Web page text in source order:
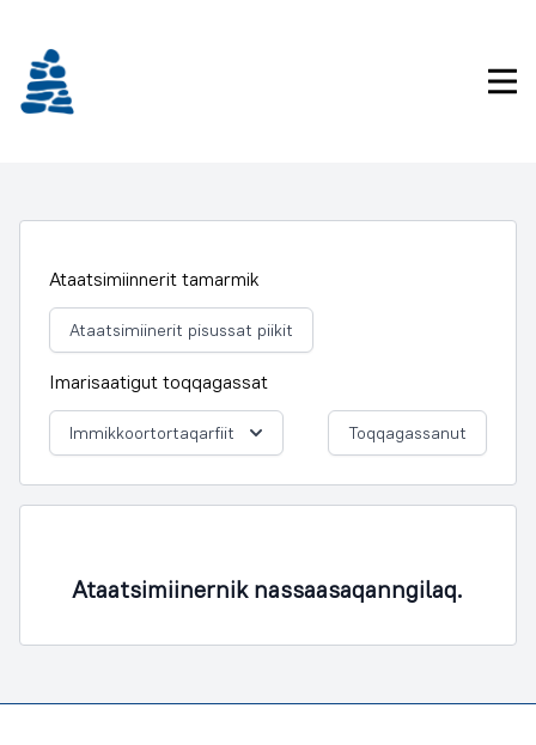
Ataatsimiinnerit tamarmik
Ataatsimiinerit pisussat piikit
Imarisaatigut toqqagassat
Immikkoortortaqarfiit Toqqagassanut
Ataatsimiinernik nassaasaqanngilaq.